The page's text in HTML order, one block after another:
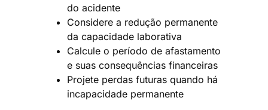
do acidente
Considere a redução permanente
da capacidade laborativa
Calcule o período de afastamento
e suas consequências financeiras
Projete perdas futuras quando há
incapacidade permanente